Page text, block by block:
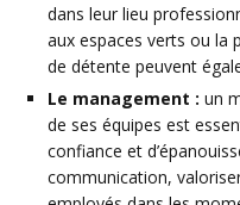
dans leur lieu
aux espaces verts ou la
de détente peuvent
Le management : un
de ses équipes est
confiance et
communication,